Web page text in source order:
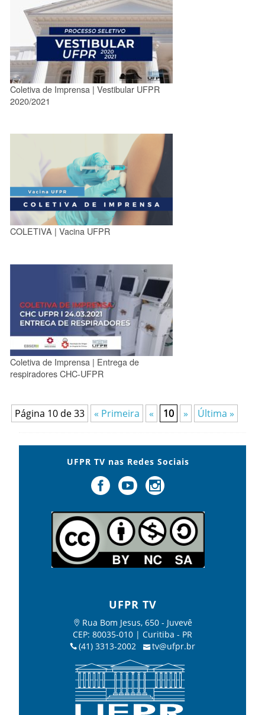
Coletiva de Imprensa | Vestibular UFPR
2020/2021
COLETIVA | Vacina UFPR
Coletiva de Imprensa | Entrega de
respiradores CHC-UFPR
Página 10 de 33 « Primeira « 10 » Última »
UFPR TV nas Redes Sociais
UFPR TV
Rua Bom Jesus, 650 - Juvevê
CEP: 80035-010 | Curitiba - PR
(41) 3313-2002
tv@ufpr.br